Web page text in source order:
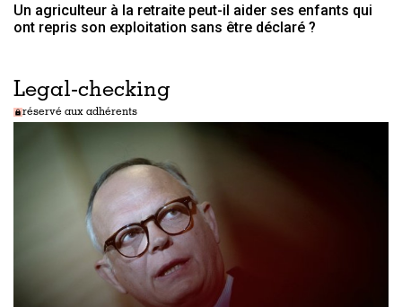
Un agriculteur à la retraite peut-il aider ses enfants qui
ont repris son exploitation sans être déclaré ?
Legal-checking
réservé aux adhérents